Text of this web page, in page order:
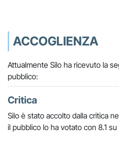
ACCOGLIENZA
Attualmente Silo ha ricevuto la
pubblico:
Critica
Silo è stato accolto dalla critica
il pubblico lo ha votato con 8.1 su